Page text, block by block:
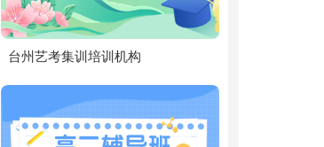
台州艺考集训培训机构